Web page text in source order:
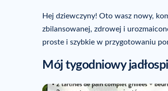
Hej dziewczyny! Oto wasz nowy,
zbilansowanej, zdrowej i
proste i szybkie w przygotowaniu
Mój tygodniowy